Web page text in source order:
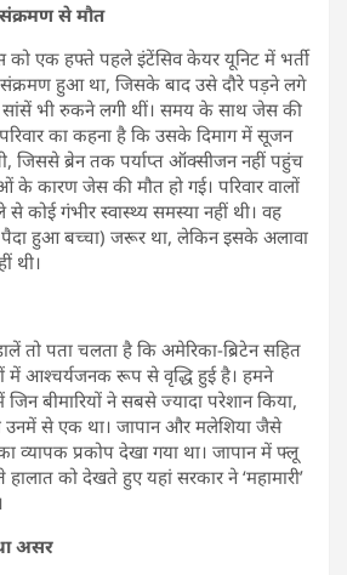
से मौत
एक हफ्ते पहले इंटेंसिव केयर यूनिट में भर्ती
संक्रमण हुआ था, जिसके बाद उसे दौरे पड़ने लगे
भी रुकने लगी थीं। समय के साथ जेस की
का कहना है कि उसके दिमाग में सूजन
जिससे ब्रेन तक पर्याप्त ऑक्सीजन नहीं पहुंच
के कारण जेस की मौत हो गई। परिवार वालों
कोई गंभीर स्वास्थ्य समस्या नहीं थी। वह
पैदा हुआ बच्चा) जरूर था, लेकिन इसके अलावा
थी।
तो पता चलता है कि अमेरिका-ब्रिटेन सहित
में आश्चर्यजनक रूप से वृद्धि हुई है। हमने
बीमारियों ने सबसे ज्यादा परेशान किया,
उनमें से एक था। जापान और मलेशिया जैसे
व्यापक प्रकोप देखा गया था। जापान में फ्लू
को देखते हुए यहां सरकार ने ‘महामारी’
असर